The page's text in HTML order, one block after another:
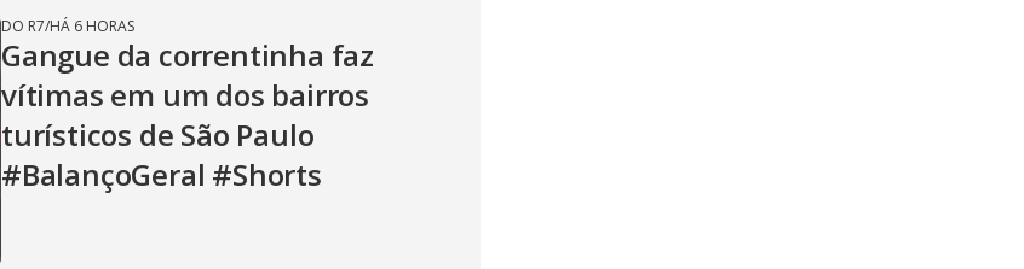
DO R7/HÁ 6 HORAS
Gangue da correntinha faz
vítimas em um dos bairros
turísticos de São Paulo
#BalançoGeral #Shorts